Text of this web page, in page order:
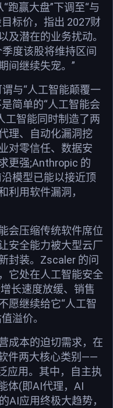
跑赢大盘”下调至“与
标价，指出 2027财
及潜在的业务扰动。
度该股将维持区间
间继续失宠。”
与“人工智能颠覆一
简单的“人工智能会
工智能同时制造了两
理、自动化漏洞挖
对零信任、数据安
更强;Anthropic 的
模型已能以接近顶
利用软件漏洞，
会压缩传统软件席位
安全能力被大型云厂
封装。Zscaler 的问
它处在人工智能安全
长速度放缓、销售
愿继续给它“人工智
溢价。
成本的迫切需求，在
件两大核心类别——
应用。其中，自主执
体(即AI代理，AI
AI应用终极大趋势，